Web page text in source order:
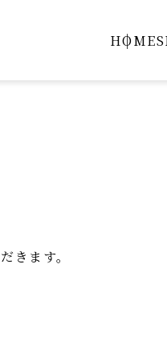
HOME
きます。